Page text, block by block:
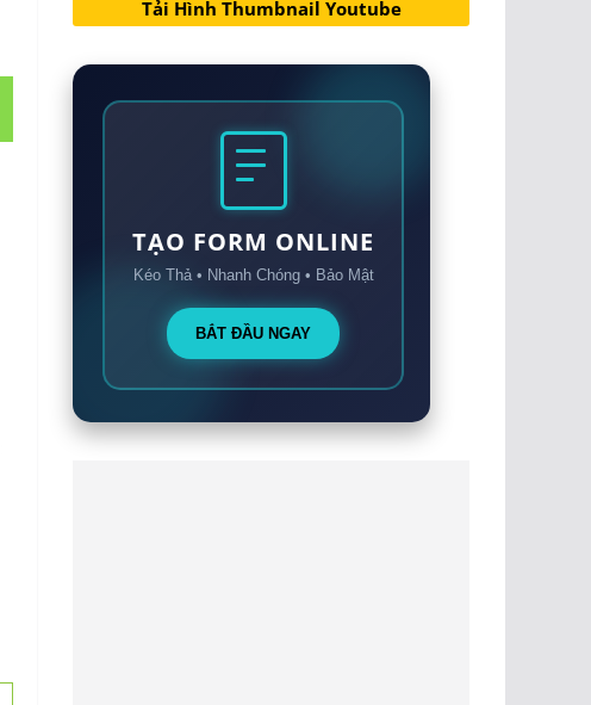
Tải Hình Thumbnail Youtube
TẠO FORM ONLINE
Kéo Thả • Nhanh Chóng • Bảo Mật
BẮT ĐẦU NGAY